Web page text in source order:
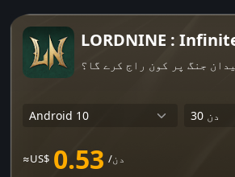
LORDNINE :
جنگ پر کون راج کرے گا؟
≈US$ 0.53 /دن